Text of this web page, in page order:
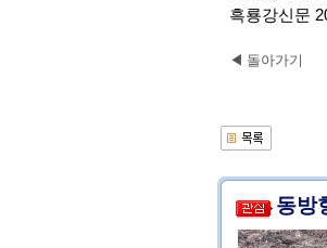
흑룡강신문
◀ 돌아가기
동방